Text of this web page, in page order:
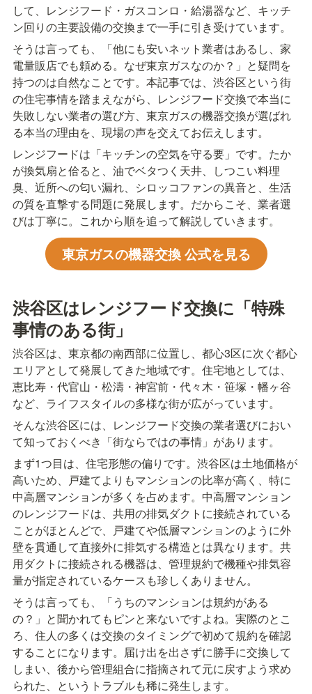
して、レンジフード・ガスコンロ・給湯器など、キッチ
ン回りの主要設備の交換まで一手に引き受けています。
そうは言っても、「他にも安いネット業者はあるし、家
電量販店でも頼める。なぜ東京ガスなのか？」と疑問を
持つのは自然なことです。本記事では、渋谷区という街
の住宅事情を踏まえながら、レンジフード交換で本当に
失敗しない業者の選び方、東京ガスの機器交換が選ばれ
る本当の理由を、現場の声を交えてお伝えします。
レンジフードは「キッチンの空気を守る要」です。たか
が換気扇と佮ると、油でベタつく天井、しつこい料理
臭、近所への匂い漏れ、シロッコファンの異音と、生活
の質を直撃する問題に発展します。だからこそ、業者選
びは丁寧に。これから順を追って解説していきます。
東京ガスの機器交換 公式を見る
渋谷区はレンジフード交換に「特殊
事情のある街」
渋谷区は、東京都の南西部に位置し、都心3区に次ぐ都心
エリアとして発展してきた地域です。住宅地としては、
恵比寿・代官山・松濤・神宮前・代々木・笹塚・幡ヶ谷
など、ライフスタイルの多様な街が広がっています。
そんな渋谷区には、レンジフード交換の業者選びにおい
て知っておくべき「街ならではの事情」があります。
まず1つ目は、住宅形態の偏りです。渋谷区は土地価格が
高いため、戸建てよりもマンションの比率が高く、特に
中高層マンションが多くを占めます。中高層マンション
のレンジフードは、共用の排気ダクトに接続されている
ことがほとんどで、戸建てや低層マンションのように外
壁を貫通して直接外に排気する構造とは異なります。共
用ダクトに接続される機器は、管理規約で機種や排気容
量が指定されているケースも珍しくありません。
そうは言っても、「うちのマンションは規約がある
の？」と聞かれてもピンと来ないですよね。実際のとこ
ろ、住人の多くは交換のタイミングで初めて規約を確認
することになります。届け出を出さずに勝手に交換して
しまい、後から管理組合に指摘されて元に戻すよう求め
られた、というトラブルも稀に発生します。